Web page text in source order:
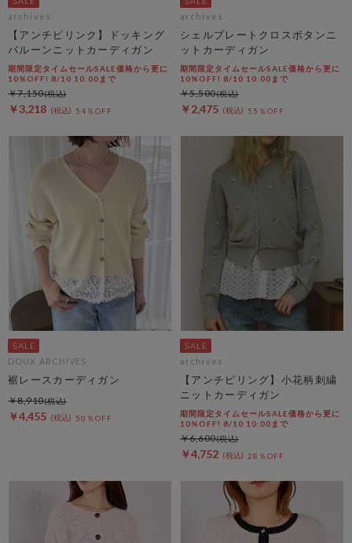
archives
【アンチピリンク】ドッキング
バルーンニットカーディガン
期間限定タイムセールSALE価格から更に
10%OFF! 8/10 10:00まで
￥3,218 54％OFF
￥7,150
archives
シェルプレートクロスボタンニ
ットカーディガン
期間限定タイムセールSALE価格から更に
10%OFF! 8/10 10:00まで
￥2,475 55％OFF
￥5,500
DOUX ARCHIVES
裾レースカーディガン
￥4,455 50％OFF
￥8,910
archives
【アンチピリング】小花柄刺繍
ニットカーディガン
期間限定タイムセールSALE価格から更に
10%OFF! 8/10 10:00まで
￥4,752 28％OFF
￥6,600